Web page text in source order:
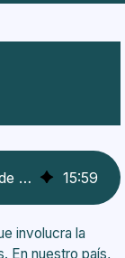
de
de
a la
de
Guía completa sobre la pensión de alimentos en Chile 2025 15:59
involucra la
En nuestro país,